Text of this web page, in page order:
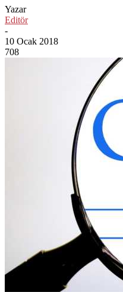
Yazar
Editör
-
10 Ocak 2018
708